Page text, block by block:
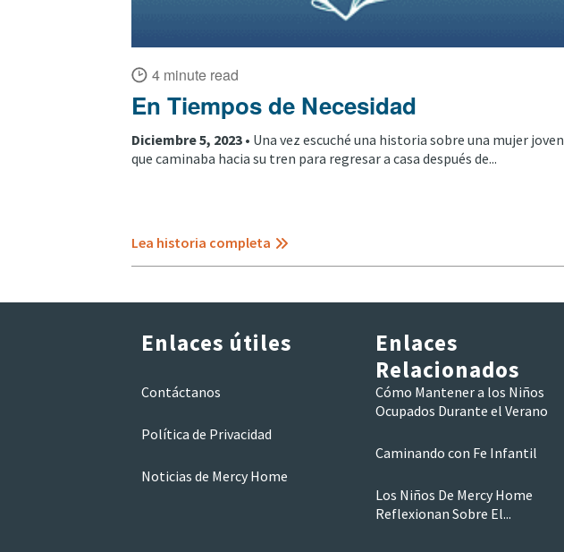
4 minute read
En Tiempos de Necesidad
Diciembre 5, 2023 • Una vez escuché una historia sobre una mujer joven
que caminaba hacia su tren para regresar a casa después de...
Lea historia completa
Enlaces útiles
Contáctanos
Política de Privacidad
Noticias de Mercy Home
Enlaces
Relacionados
Cómo Mantener a los Niños
Ocupados Durante el Verano
Caminando con Fe Infantil
Los Niños De Mercy Home
Reflexionan Sobre El...